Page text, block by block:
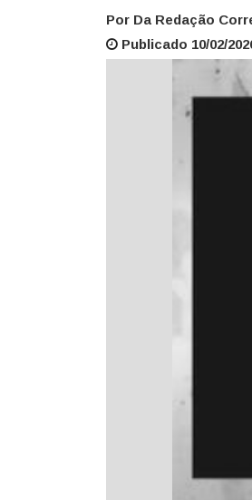
Por Da Redação
Publicado 10/02/